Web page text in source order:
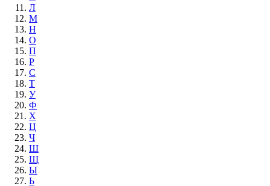
Л
М
Н
О
П
Р
С
Т
У
Ф
Х
Ц
Ч
Ш
Щ
Ы
Ь